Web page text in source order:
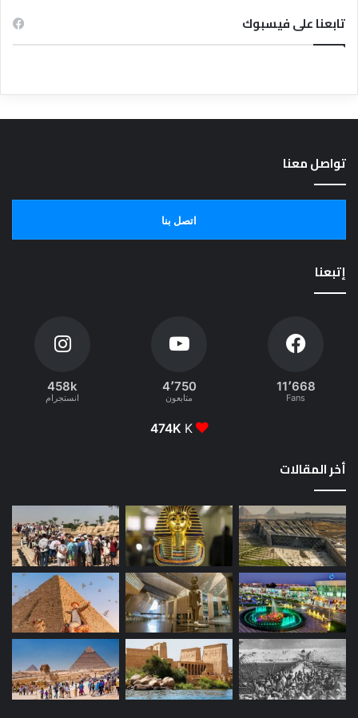
تابعنا على فيسبوك
تواصل معنا
اتصل بنا
إتبعنا
11٬668
Fans
4٬750
متابعون
458k
انستجرام
474K K
أخر المقالات